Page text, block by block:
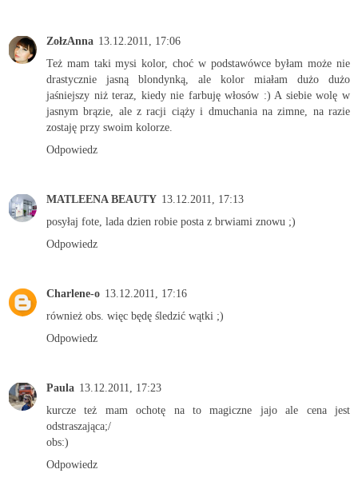
ZołzAnna 13.12.2011, 17:06
Też mam taki mysi kolor, choć w podstawówce byłam może nie
drastycznie jasną blondynką, ale kolor miałam dużo dużo
jaśniejszy niż teraz, kiedy nie farbuję włosów :) A siebie wolę w
jasnym brązie, ale z racji ciąży i dmuchania na zimne, na razie
zostaję przy swoim kolorze.
Odpowiedz
MATLEENA BEAUTY 13.12.2011, 17:13
posyłaj fote, lada dzien robie posta z brwiami znowu ;)
Odpowiedz
Charlene-o 13.12.2011, 17:16
również obs. więc będę śledzić wątki ;)
Odpowiedz
Paula 13.12.2011, 17:23
kurcze też mam ochotę na to magiczne jajo ale cena jest
odstraszająca;/
obs:)
Odpowiedz